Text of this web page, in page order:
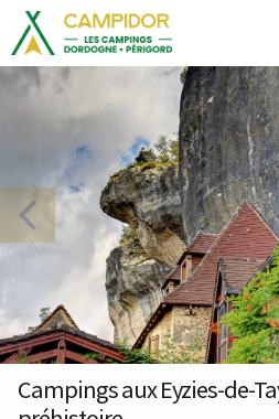
Campings aux Eyzies-de-